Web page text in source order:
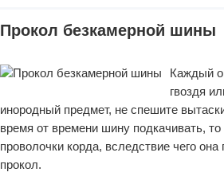
Прокол безкамерной шины
Каждый
гвоздя
инородный предмет, не спешите
время от времени шину подкачивать,
проволочки корда, вследствие чего
прокол.